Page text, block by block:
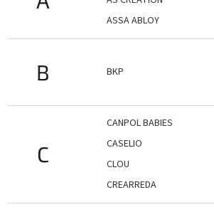
ASSA ABLOY
B BKP
C
CANPOL BABIES
CASELIO
CLOU
CREARREDA